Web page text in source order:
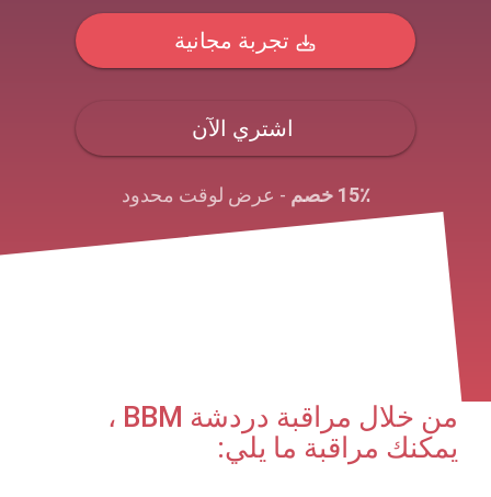
تجربة مجانية
اشتري الآن
15٪ خصم - عرض لوقت محدود
من خلال مراقبة دردشة BBM ،
يمكنك مراقبة ما يلي: